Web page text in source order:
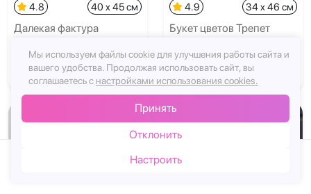
4.8 40 x 45 см
Далекая фактура
5259₽ Заказать
4.9 34 x 46 см
Букет цветов Трепет
4145₽ Заказать
Мы используем файлы cookie для улучшения работы сайта и
вашего удобства. Продолжая использовать сайт, вы
соглашаетесь с настройками использования cookies.
Принять
Отклонить
Настроить